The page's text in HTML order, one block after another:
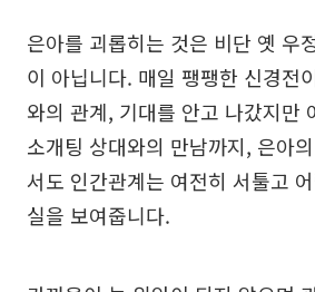
은아를 괴롭히는 것은 비단 옛 우
이 아닙니다. 매일 팽팽한 신경전
와의 관계, 기대를 안고 나갔지만
소개팅 상대와의 만남까지, 은아
서도 인간관계는 여전히 서툴고
실을 보여줍니다.